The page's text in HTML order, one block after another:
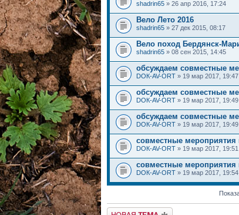
shadrin65 » 26 апр 2016, 17:24
Вело Лето 2016
shadrin65 » 27 дек 2015, 08:17
Вело поход Бердянск-
shadrin65 » 08 сен 2015, 14:45
обсуждаем совместные
DOК-AV-ORT » 19 мар 2017, 19:47
обсуждаем совместные
DOК-AV-ORT » 19 мар 2017, 19:49
обсуждаем совместные
DOК-AV-ORT » 19 мар 2017, 19:49
совместные мероприятия
DOК-AV-ORT » 19 мар 2017, 19:51
совместные мероприятия
DOК-AV-ORT » 19 мар 2017, 19:54
Начать новую тему